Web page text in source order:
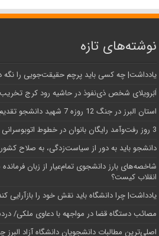
نوشته‌های تازه
یادداشت| ‌چه کسی باید پرچم حقیقت‌جویی را نگه
اَبَر‌ویلای شخص ذی‌نفوذ در حاشیه‌ رود کرج
استان البرز در جنگ 12 روزه 7 شهید دانشجو تقدیم انقلاب کرد
3 روز رفت‌وآمد رایگان بانوان در خطوط اتوبوسرانی شهری کرج
دانشجو باید به دور از سیاست‌زدگی، به صلاح
شاخصه‌های بارز دانشجوی تمام‌عیار از زبان فرمانده
انقلاب کیست؟
یادداشت| چرا دانشگاه باید نقش خود را بازآرایی
مصائب دستگاه قضا در مواجهه با دعاوی ملکی/
اصلی‌ترین مطالبات دانشجویان دانشگاه آزاد